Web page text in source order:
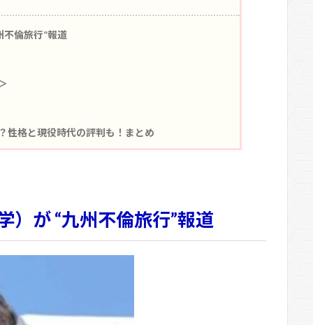
倫旅行”報道
性格と現役時代の評判も！まとめ
）が “九州不倫旅行”報道